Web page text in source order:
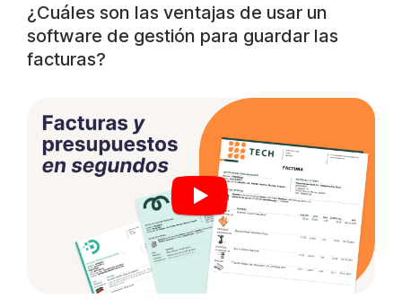
¿Cuáles son las ventajas de usar un
software de gestión para guardar las
facturas?